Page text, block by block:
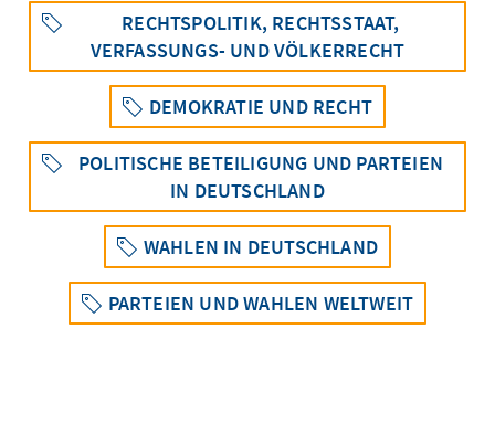
RECHTSPOLITIK, RECHTSSTAAT,
VERFASSUNGS- UND VÖLKERRECHT
DEMOKRATIE UND RECHT
POLITISCHE BETEILIGUNG UND PARTEIEN
IN DEUTSCHLAND
WAHLEN IN DEUTSCHLAND
PARTEIEN UND WAHLEN WELTWEIT